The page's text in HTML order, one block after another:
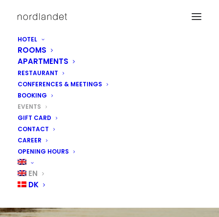
HOTEL
ROOMS
APARTMENTS
RESTAURANT
CONFERENCES & MEETINGS
BOOKING
EVENTS
GIFT CARD
CONTACT
CAREER
OPENING HOURS
EN
DK